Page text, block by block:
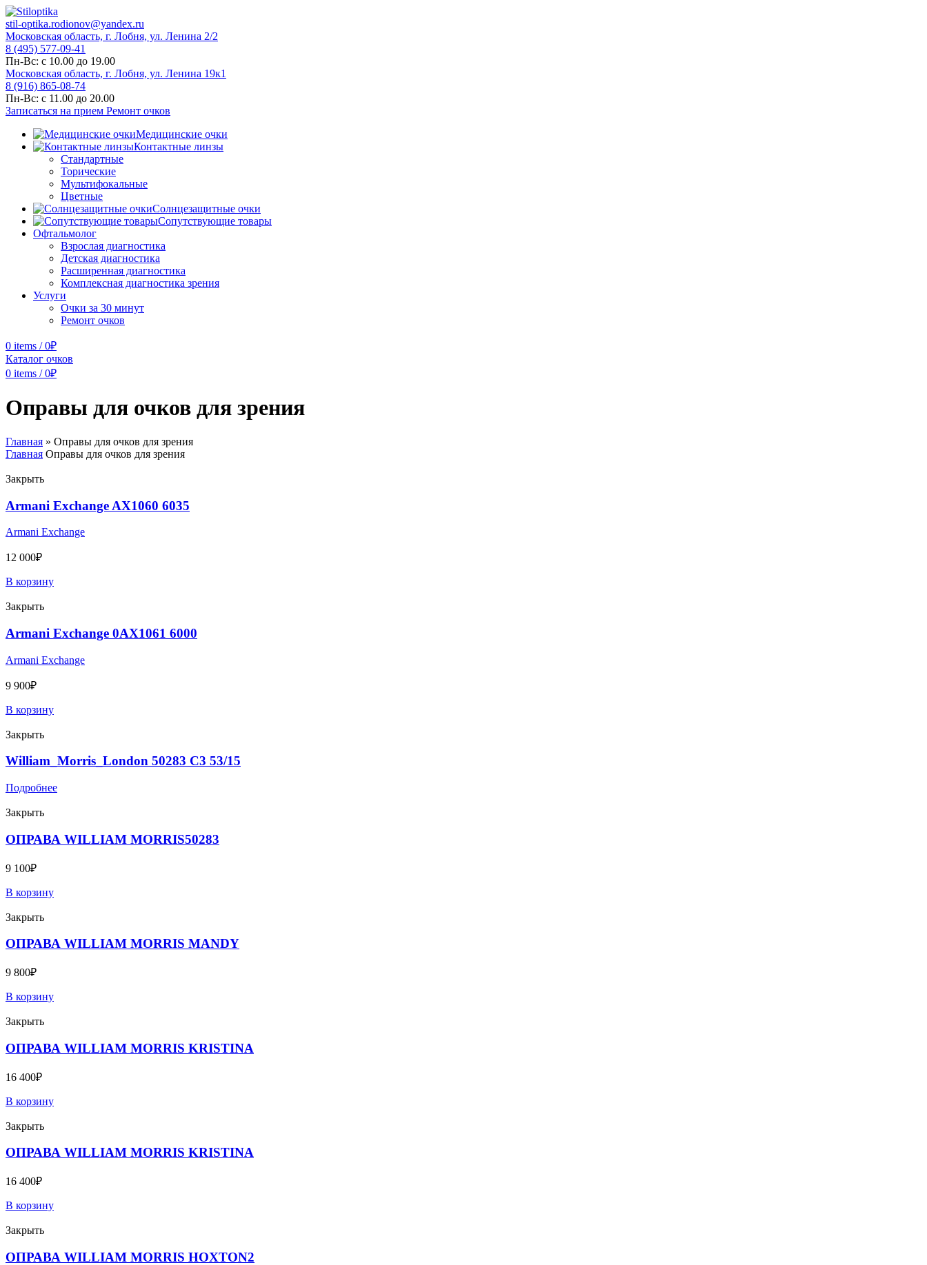
stil-optika.rodionov@yandex.ru
Московская область, г. Лобня, ул. Ленина 2/2
8 (495) 577-09-41
Пн-Вс: с 10.00 до 19.00
Московская область, г. Лобня, ул. Ленина 19к1
8 (916) 865-08-74
Пн-Вс: с 11.00 до 20.00
Записаться на прием Ремонт очков
Медицинские очки
Контактные линзы
Стандартные
Торические
Мультифокальные
Цветные
Солнцезащитные очки
Сопутствующие товары
Офтальмолог
Взрослая диагностика
Детская диагностика
Расширенная диагностика
Комплексная диагностика зрения
Услуги
Очки за 30 минут
Ремонт очков
0 items / 0₽
Каталог очков
0 items / 0₽
Оправы для очков для зрения
Главная » Оправы для очков для зрения
Главная Оправы для очков для зрения
Закрыть
Armani Exchange AX1060 6035
Armani Exchange
12 000₽
В корзину
Закрыть
Armani Exchange 0AX1061 6000
Armani Exchange
9 900₽
В корзину
Закрыть
William_Morris_London 50283 C3 53/15
Подробнее
Закрыть
ОПРАВА WILLIAM MORRIS50283
9 100₽
В корзину
Закрыть
ОПРАВА WILLIAM MORRIS MANDY
9 800₽
В корзину
Закрыть
ОПРАВА WILLIAM MORRIS KRISTINA
16 400₽
В корзину
Закрыть
ОПРАВА WILLIAM MORRIS KRISTINA
16 400₽
В корзину
Закрыть
ОПРАВА WILLIAM MORRIS HOXTON2